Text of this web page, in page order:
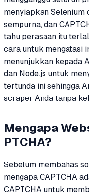
menyiapkan Selenium
sempurna, dan
tahu perasaan itu
cara untuk mengatasi
menunjukkan kepada
dan Node.js untuk
tertunda ini sehingga
scraper Anda tanpa
Mengapa
PTCHA?
Sebelum membahas
mengapa CAPTCHA
CAPTCHA untuk